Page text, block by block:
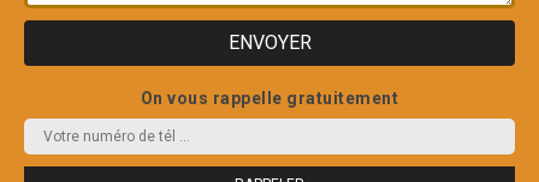
On vous rappelle gratuitement